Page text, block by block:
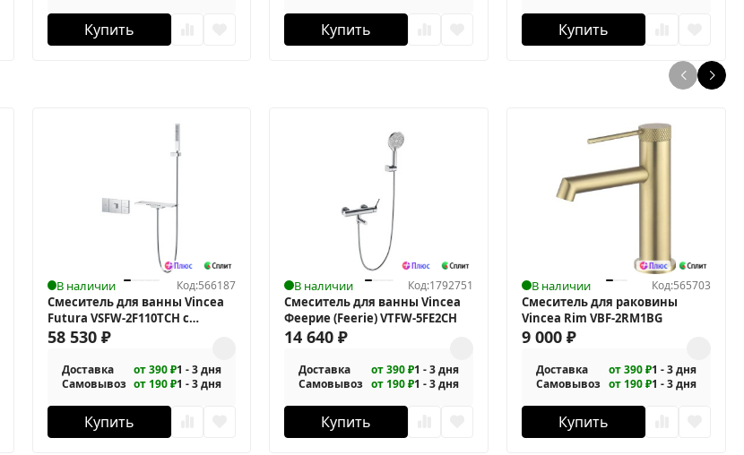
Купить Купить Купить
В наличии Код:566187
Смеситель для ванны Vincea
Futura VSFW-2F110TCH с
термостатом
58 530 ₽
Доставка от 390 ₽1 - 3 дня
Самовывоз от 190 ₽1 - 3 дня
Купить
В наличии Код:1792751
Смеситель для ванны Vincea
Феерие (Feerie) VTFW-5FE2CH
14 640₽
Доставка от 390 ₽1 - 3 дня
Самовывоз от 190 ₽1 - 3 дня
Купить
В наличии Код:565703
Смеситель для раковины
Vincea Rim VBF-2RM1BG
9 000₽
Доставка от 390 ₽1 - 3 дня
Самовывоз от 190 ₽1 - 3 дня
Купить